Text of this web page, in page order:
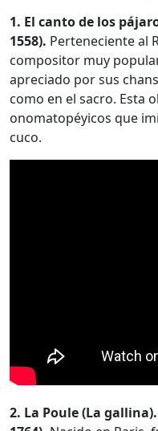
1. El canto de los
1558). Perteneciente al
compositor muy
apreciado por sus
como en el sacro. Esta
onomatopéyicos que
cuco.
2. La Poule (La